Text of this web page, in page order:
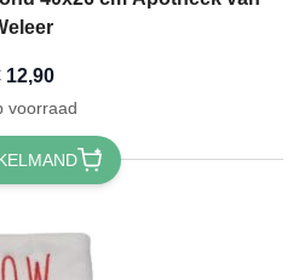
12,90
voorraad